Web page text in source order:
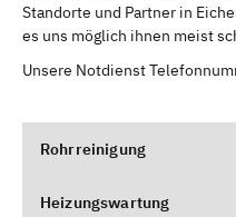
Standorte und Partner in
es uns möglich ihnen meist
Unsere Notdienst
Rohrreinigung
Heizungswartung